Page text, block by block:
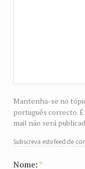
Mantenha-se no
português correcto.
mail não será
Subscreva este feed de
Nome: *